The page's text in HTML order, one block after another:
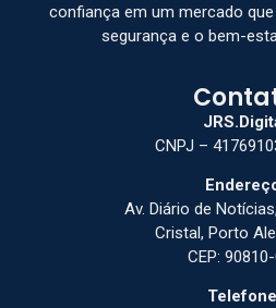
confiança em um mercado
segurança e o bem-
CNPJ –
Av. Diário de
Cristal, Porto
CEP: